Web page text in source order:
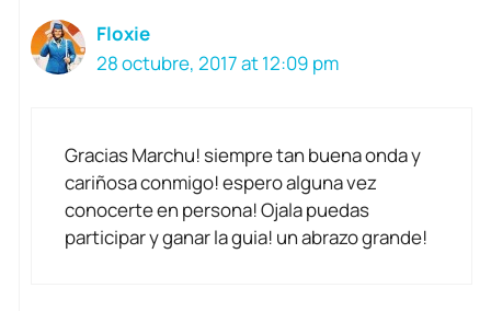
Floxie
28 octubre, 2017 at 12:09 pm
Gracias Marchu! siempre tan buena onda y
cariñosa conmigo! espero alguna vez
conocerte en persona! Ojala puedas
participar y ganar la guia! un abrazo grande!